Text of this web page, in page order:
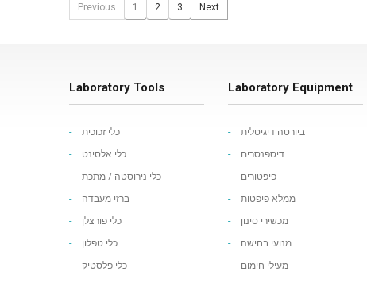
Previous 1 2 3 Next
Laboratory Tools
כלי זכוכית
כלי אלסינט
כלי נירוסטה / מתכת
ברזי מעבדה
כלי פורצלן
כלי טפלון
כלי פלסטיק
Laboratory Equipment
ביורטה דיגיטלית
דיספנסרים
פיפטורים
ממלא פיפטות
מכשירי סינון
מנועי בחישה
מעילי חימום